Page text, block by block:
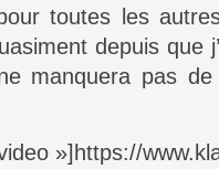
toutes les
depuis que
manquera pas de
»]https://